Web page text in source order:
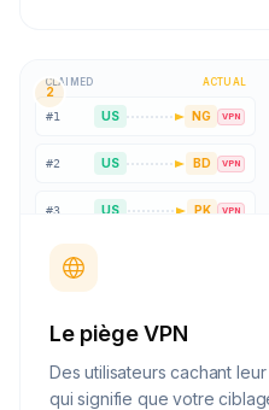
2
CLAIMED ACTUAL
#1 US NG VPN
#2 US BD VPN
#3 US PK VPN
Le piège VPN
Des utilisateurs cachant
qui signifie que votre